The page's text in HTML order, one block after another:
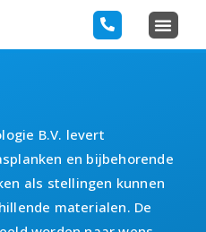
B.V. levert
en bijbehorende
als stellingen kunnen
materialen. De